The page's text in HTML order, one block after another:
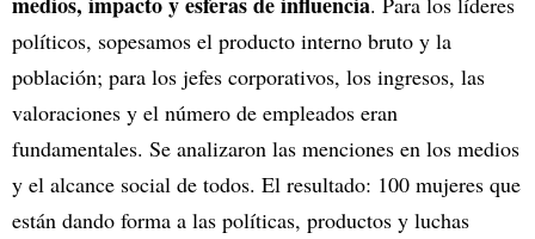
políticos, sopesamos el producto interno bruto y la
población; para los jefes corporativos, los ingresos, las
valoraciones y el número de empleados eran
fundamentales. Se analizaron las menciones en los medios
y el alcance social de todos. El resultado: 100 mujeres que
están dando forma a las políticas, productos y luchas